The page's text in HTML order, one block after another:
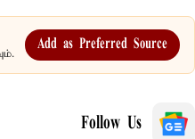
Add as Preferred Source
Follow Us